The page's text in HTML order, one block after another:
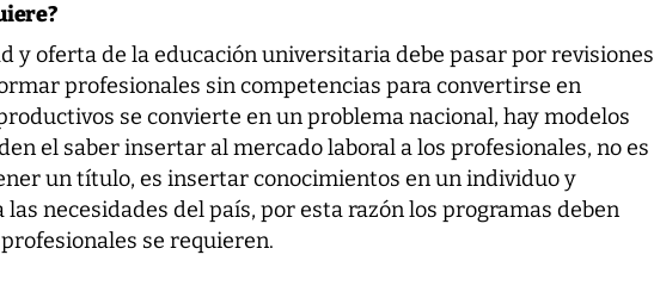
y oferta de la educación universitaria debe pasar por revisiones
profesionales sin competencias para convertirse en
se convierte en un problema nacional, hay modelos
el saber insertar al mercado laboral a los profesionales, no es
un título, es insertar conocimientos en un individuo y
necesidades del país, por esta razón los programas deben
se requieren.